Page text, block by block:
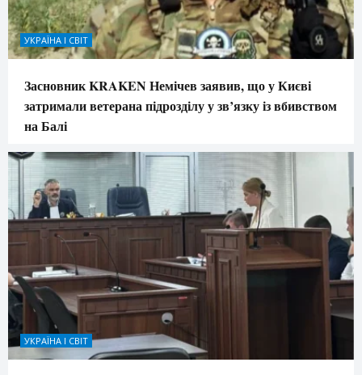
УКРАЇНА І СВІТ
Засновник KRAKEN Немічев заявив, що у Києві
затримали ветерана підрозділу у зв’язку із вбивством
на Балі
УКРАЇНА І СВІТ